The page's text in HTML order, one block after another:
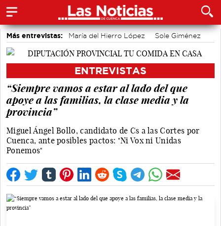
Más entrevistas: María del Hierro López
Sole Giménez
Javier Viñas
Fernando Polo
José Luis Martínez Guijarro
ENTREVISTAS
“Siempre vamos a estar al lado del que
apoye a las familias, la clase media y la
provincia”
Miguel Ángel Bollo, candidato de Cs a las Cortes por
Cuenca, ante posibles pactos: "Ni Vox ni Unidas
Ponemos"